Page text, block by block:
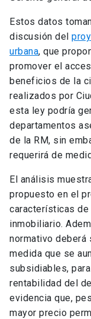
Estos datos
discusión del
urbana, que
promover el
beneficios de la
realizados por
esta ley podría
departamentos
de la RM, sin
requerirá de
El análisis
propuesto en el
características de
inmobiliario.
normativo deberá
medida que se
subsidiables,
rentabilidad del
evidencia que,
mayor precio